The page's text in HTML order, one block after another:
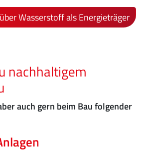
Wasserstoff als Energieträger
nachhaltigem
auch gern beim Bau folgender